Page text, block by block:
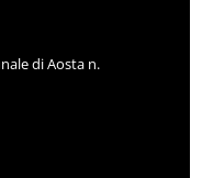
di Aosta n.